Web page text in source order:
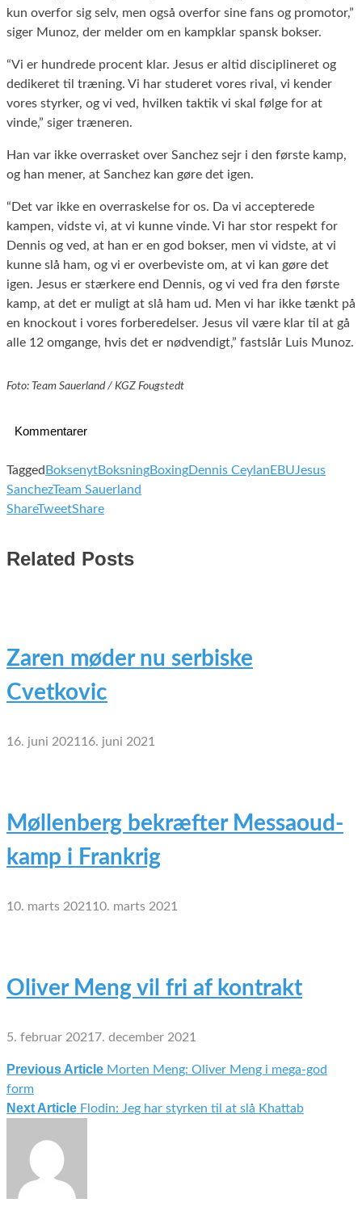
kun overfor sig selv, men også overfor sine fans og promotor,”
siger Munoz, der melder om en kampklar spansk bokser.
“Vi er hundrede procent klar. Jesus er altid disciplineret og
dedikeret til træning. Vi har studeret vores rival, vi kender
vores styrker, og vi ved, hvilken taktik vi skal følge for at
vinde,” siger træneren.
Han var ikke overrasket over Sanchez sejr i den første kamp,
og han mener, at Sanchez kan gøre det igen.
“Det var ikke en overraskelse for os. Da vi accepterede
kampen, vidste vi, at vi kunne vinde. Vi har stor respekt for
Dennis og ved, at han er en god bokser, men vi vidste, at vi
kunne slå ham, og vi er overbeviste om, at vi kan gøre det
igen. Jesus er stærkere end Dennis, og vi ved fra den første
kamp, at det er muligt at slå ham ud. Men vi har ikke tænkt på
en knockout i vores forberedelser. Jesus vil være klar til at gå
alle 12 omgange, hvis det er nødvendigt,” fastslår Luis Munoz.
Foto: Team Sauerland / KGZ Fougstedt
Kommentarer
Tagged BoksenytBoksningBoxingDennis Ceylan EBUJesus
SanchezTeam Sauerland
ShareTweetShare
Related Posts
Zaren møder nu serbiske
Cvetkovic
16. juni 2021 16. juni 2021
Møllenberg bekræfter Messaoud-
kamp i Frankrig
10. marts 2021 10. marts 2021
Oliver Meng vil fri af kontrakt
5. februar 2021 7. december 2021
Indlægsnavigation
Previous Article Morten Meng: Oliver Meng i mega-god
form
Next Article Flodin: Jeg har styrken til at slå Khattab